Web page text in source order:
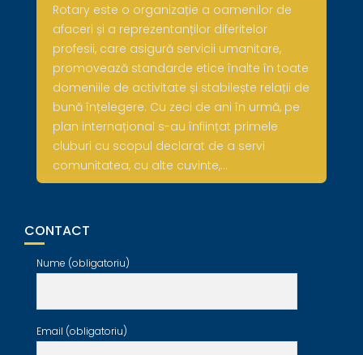
Rotary este o organizație a oamenilor de
afaceri și a reprezentanților diferitelor
profesii, care asigură servicii umanitare,
promovează standarde etice înalte în toate
domeniile de activitate și stabilește relații de
bună înțelegere. Cu zeci de ani în urmă, pe
plan internațional s-au înființat primele
cluburi cu scopul declarat de a servi
comunitatea, cu alte cuvinte,…
CONTACT
Nume (obligatoriu)
Email (obligatoriu)